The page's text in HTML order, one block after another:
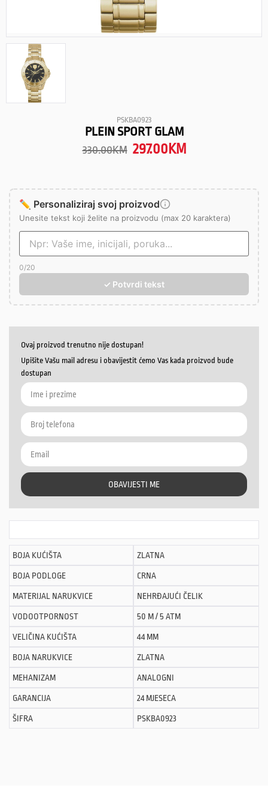
PSKBA0923
PLEIN SPORT GLAM
330.00KM 297.00 KM
✏️ Personaliziraj svoj proizvod
Unesite tekst koji želite na proizvodu (max 20 karaktera)
0/20
✓ Potvrdi tekst
Ovaj proizvod trenutno nije dostupan!
Upišite Vašu mail adresu i obavijestit ćemo Vas kada proizvod bude
dostupan
OBAVIJESTI ME
BOJA KUĆIŠTA ZLATNA
BOJA PODLOGE CRNA
MATERIJAL NARUKVICE NEHRĐAJUĆI ČELIK
VODOOTPORNOST 50 M / 5 ATM
VELIČINA KUĆIŠTA 44 MM
BOJA NARUKVICE ZLATNA
MEHANIZAM ANALOGNI
GARANCIJA 24 MJESECA
ŠIFRA PSKBA0923